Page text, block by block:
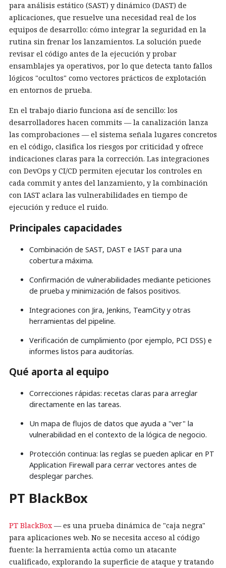
para análisis estático (SAST) y dinámico (DAST) de
aplicaciones, que resuelve una necesidad real de los
equipos de desarrollo: cómo integrar la seguridad en la
rutina sin frenar los lanzamientos. La solución puede
revisar el código antes de la ejecución y probar
ensamblajes ya operativos, por lo que detecta tanto fallos
lógicos "ocultos" como vectores prácticos de explotación
en entornos de prueba.
En el trabajo diario funciona así de sencillo: los
desarrolladores hacen commits — la canalización lanza
las comprobaciones — el sistema señala lugares concretos
en el código, clasifica los riesgos por criticidad y ofrece
indicaciones claras para la corrección. Las integraciones
con DevOps y CI/CD permiten ejecutar los controles en
cada commit y antes del lanzamiento, y la combinación
con IAST aclara las vulnerabilidades en tiempo de
ejecución y reduce el ruido.
Principales capacidades
Combinación de SAST, DAST e IAST para una
cobertura máxima.
Confirmación de vulnerabilidades mediante peticiones
de prueba y minimización de falsos positivos.
Integraciones con Jira, Jenkins, TeamCity y otras
herramientas del pipeline.
Verificación de cumplimiento (por ejemplo, PCI DSS) e
informes listos para auditorías.
Qué aporta al equipo
Correcciones rápidas: recetas claras para arreglar
directamente en las tareas.
Un mapa de flujos de datos que ayuda a "ver" la
vulnerabilidad en el contexto de la lógica de negocio.
Protección continua: las reglas se pueden aplicar en PT
Application Firewall para cerrar vectores antes de
desplegar parches.
PT BlackBox
PT BlackBox— es una prueba dinámica de "caja negra"
para aplicaciones web. No se necesita acceso al código
fuente: la herramienta actúa como un atacante
cualificado, explorando la superficie de ataque y tratando